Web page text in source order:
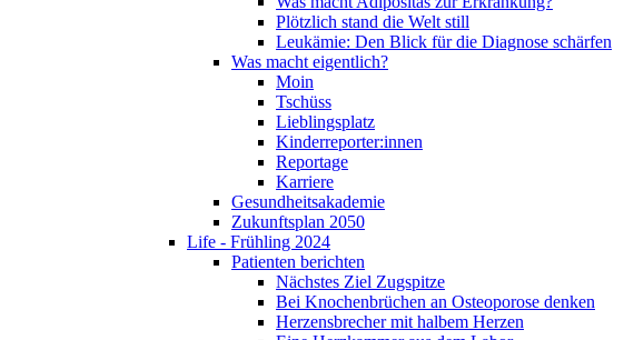
Plötzlich stand die Welt still
Leukämie: Den Blick für die Diagnose schärfen
Was macht eigentlich?
Moin
Tschüss
Lieblingsplatz
Kinderreporter:innen
Reportage
Karriere
Gesundheitsakademie
Zukunftsplan 2050
Life - Frühling 2024
Patienten berichten
Nächstes Ziel Zugspitze
Bei Knochenbrüchen an Osteoporose denken
Herzensbrecher mit halbem Herzen